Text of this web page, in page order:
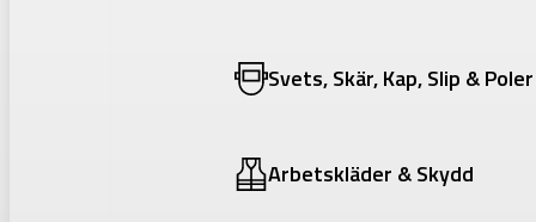
Svets, Skär, Kap, Slip & Poler
Arbetskläder & Skydd